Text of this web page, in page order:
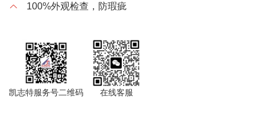
大众 amarok 2010
大众 辉昂3E9 2016-
大众 迈腾9X2 2007-2011 B6
大众 迈腾R36 2007-2010
大众 迈腾942 2011-2016 B7L
100%外观检查，防瑕疵
凯志特服务号二维码 在线客服